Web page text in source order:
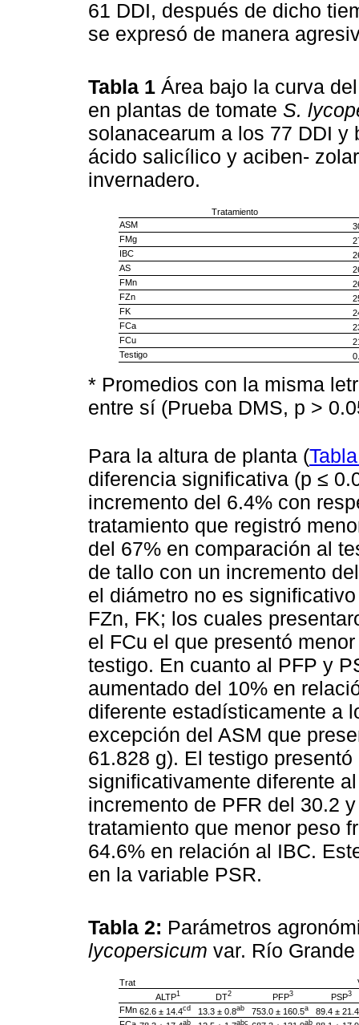
61 DDI, después de dicho
se expresó de manera
Tabla 1 Área bajo la curva
en plantas de tomate S.
solanacearum a los 77 DDI
ácido salicílico y aciben-
invernadero.
Tratamiento
ASM
FMg
IBC
AS
FMn
FZn
FK
FCa
FCu
Testigo
* Promedios con la misma
entre sí (Prueba DMS, p >
Para la altura de planta (
diferencia significativa (p ≤
incremento del 6.4% con
tratamiento que registró
del 67% en comparación al
de tallo con un incremento
el diámetro no es
FZn, FK; los cuales
el FCu el que presentó
testigo. En cuanto al PFP y
aumentado del 10% en
diferente estadísticamente a
excepción del ASM que
61.828 g). El testigo
significativamente diferente
incremento de PFR del 30.2
tratamiento que menor peso
64.6% en relación al IBC.
en la variable PSR.
Tabla 2: Parámetros
lycopersicum var. Río
Trat
ALTP1 DT2 PFP3 PSP3
FMn 62.6 ± 14.4cd 13.3 ± 0.8ab 753.0 ± 160.5a 89.4 ± 21.4
ab abc ab